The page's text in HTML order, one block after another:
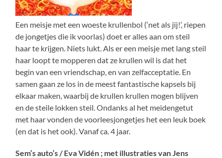
Een meisje met een woeste krullenbol (‘net als jij!’, riepen
de jongetjes die ik voorlas) doet er alles aan om steil
haar te krijgen. Niets lukt. Als er een meisje met lang steil
haar loopt te mopperen dat ze krullen wil is dat het
begin van een vriendschap, en van zelfacceptatie. En
samen gaan ze los in de meest fantastische kapsels bij
elkaar maken, waarbij de krullen krullen mogen blijven
en de steile lokken steil. Ondanks al het meidengetut
met haar vonden de voorleesjongetjes het een leuk boek
(en dat is het ook). Vanaf ca. 4 jaar.
Sem’s auto’s / Eva Vidén ; met illustraties van Jens